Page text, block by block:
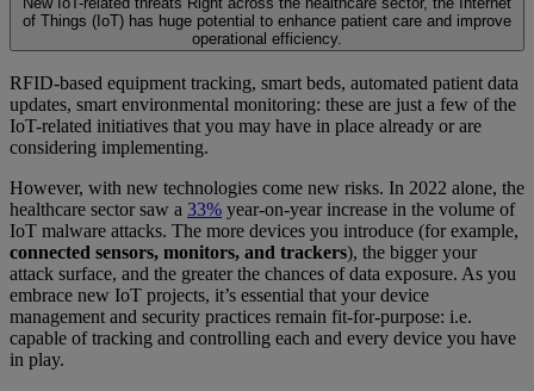
of Things (IoT) has huge potential to enhance patient care and improve
operational efficiency.
RFID-based equipment tracking, smart beds, automated patient data
updates, smart environmental monitoring: these are just a few of the
IoT-related initiatives that you may have in place already or are
considering implementing.
However, with new technologies come new risks. In 2022 alone, the
healthcare sector saw a 33% year-on-year increase in the volume of
IoT malware attacks. The more devices you introduce (for example,
connected sensors, monitors, and trackers), the bigger your
attack surface, and the greater the chances of data exposure. As you
embrace new IoT projects, it’s essential that your device
management and security practices remain fit-for-purpose: i.e.
capable of tracking and controlling each and every device you have
in play.